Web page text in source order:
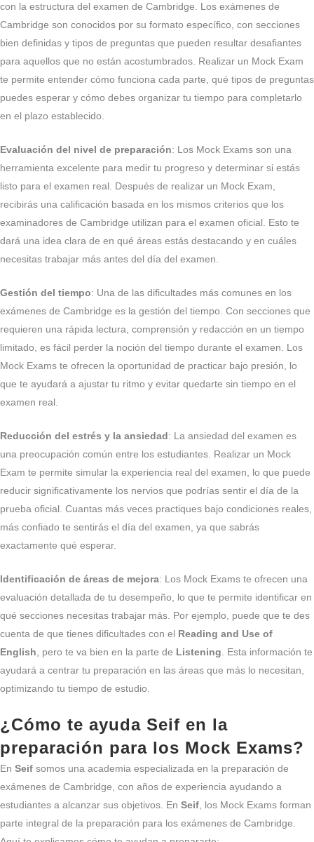
con la estructura del examen de Cambridge. Los exámenes de
Cambridge son conocidos por su formato específico, con secciones
bien definidas y tipos de preguntas que pueden resultar desafiantes
para aquellos que no están acostumbrados. Realizar un Mock Exam
te permite entender cómo funciona cada parte, qué tipos de preguntas
puedes esperar y cómo debes organizar tu tiempo para completarlo
en el plazo establecido.
Evaluación del nivel de preparación: Los Mock Exams son una
herramienta excelente para medir tu progreso y determinar si estás
listo para el examen real. Después de realizar un Mock Exam,
recibirás una calificación basada en los mismos criterios que los
examinadores de Cambridge utilizan para el examen oficial. Esto te
dará una idea clara de en qué áreas estás destacando y en cuáles
necesitas trabajar más antes del día del examen.
Gestión del tiempo: Una de las dificultades más comunes en los
exámenes de Cambridge es la gestión del tiempo. Con secciones que
requieren una rápida lectura, comprensión y redacción en un tiempo
limitado, es fácil perder la noción del tiempo durante el examen. Los
Mock Exams te ofrecen la oportunidad de practicar bajo presión, lo
que te ayudará a ajustar tu ritmo y evitar quedarte sin tiempo en el
examen real.
Reducción del estrés y la ansiedad: La ansiedad del examen es
una preocupación común entre los estudiantes. Realizar un Mock
Exam te permite simular la experiencia real del examen, lo que puede
reducir significativamente los nervios que podrías sentir el día de la
prueba oficial. Cuantas más veces practiques bajo condiciones reales,
más confiado te sentirás el día del examen, ya que sabrás
exactamente qué esperar.
Identificación de áreas de mejora: Los Mock Exams te ofrecen una
evaluación detallada de tu desempeño, lo que te permite identificar en
qué secciones necesitas trabajar más. Por ejemplo, puede que te des
cuenta de que tienes dificultades con el Reading and Use of
English , pero te va bien en la parte de Listening . Esta información te
ayudará a centrar tu preparación en las áreas que más lo necesitan,
optimizando tu tiempo de estudio.
¿Cómo te ayuda Seif en la
preparación para los Mock Exams?
En Seif somos una academia especializada en la preparación de
exámenes de Cambridge, con años de experiencia ayudando a
estudiantes a alcanzar sus objetivos. En Seif , los Mock Exams forman
parte integral de la preparación para los exámenes de Cambridge.